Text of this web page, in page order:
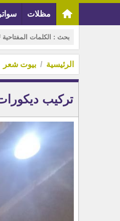
مظلات سواتر
الرئيسية بيوت شعر
تركيب